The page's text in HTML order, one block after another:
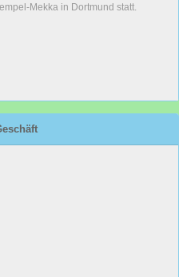
Mekka in Dortmund statt.